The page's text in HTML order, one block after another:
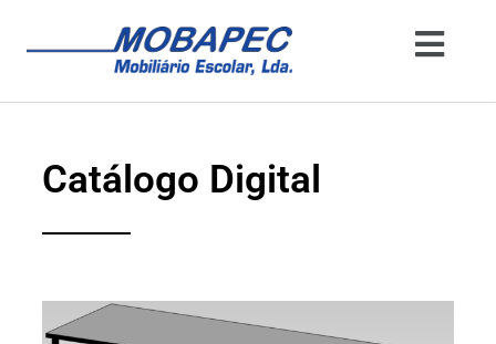
Catálogo Digital